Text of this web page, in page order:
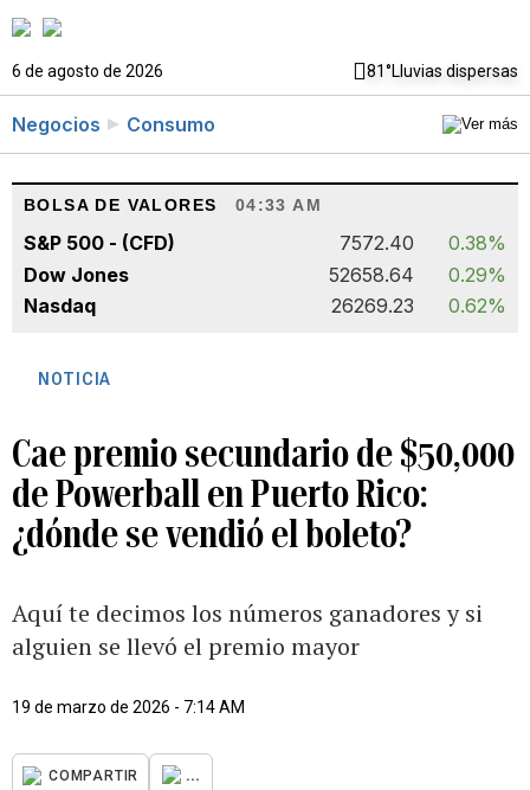
6 de agosto de 2026 81°Lluvias dispersas
Negocios Consumo
BOLSA DE VALORES 04:33 AM
S&P 500 - (CFD) 7572.40
0.38%
Dow Jones
52658.64
0.29%
Nasdaq
26269.23 0.62%
NOTICIA
Cae premio secundario de $50,000
de Powerball en Puerto Rico:
¿dónde se vendió el boleto?
Aquí te decimos los números ganadores y si
alguien se llevó el premio mayor
19 de marzo de 2026 - 7:14 AM
COMPARTIR ...